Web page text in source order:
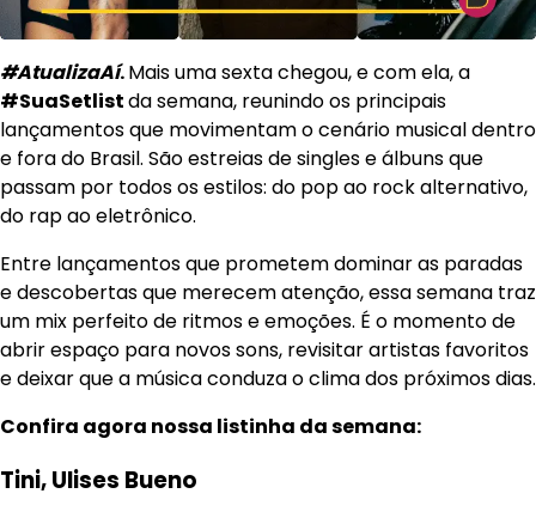
#AtualizaAí.Mais uma sexta chegou, e com ela, a
#SuaSetlistda semana, reunindo os principais
lançamentos que movimentam o cenário musical dentro
e fora do Brasil. São estreias de singles e álbuns que
passam por todos os estilos: do pop ao rock alternativo,
do rap ao eletrônico.
Entre lançamentos que prometem dominar as paradas
e descobertas que merecem atenção, essa semana traz
um mix perfeito de ritmos e emoções. É o momento de
abrir espaço para novos sons, revisitar artistas favoritos
e deixar que a música conduza o clima dos próximos dias.
Confira agora nossa listinha da semana:
Tini, Ulises Bueno